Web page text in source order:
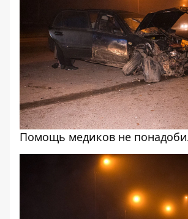
Помощь медиков не